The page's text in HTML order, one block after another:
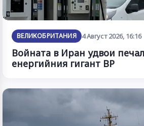
ВЕЛИКОБРИТАНИЯ 4 Август 2026, 16:16
Войната в Иран удвои
енергийния гигант BP